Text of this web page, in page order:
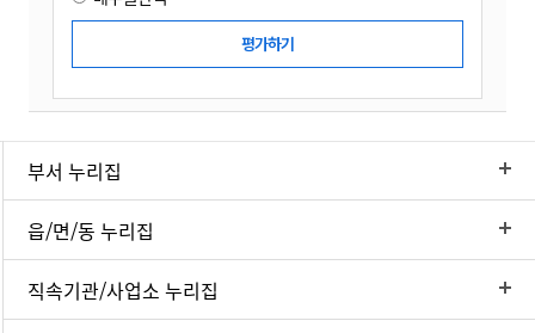
부서 누리집
읍/면/동 누리집
직속기관/사업소 누리집